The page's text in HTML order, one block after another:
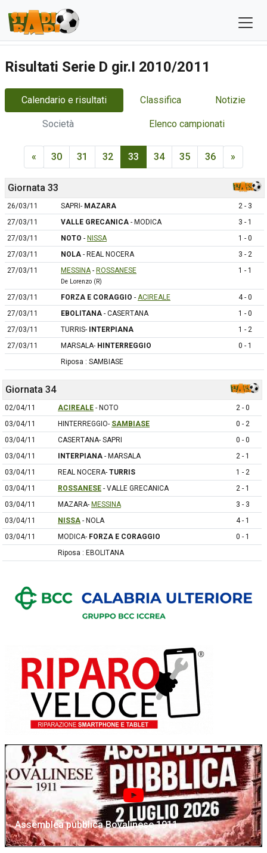
Risultati Serie D gir.I 2010/2011
Calendario e risultati Classifica Notizie
Società Elenco campionati
« 30 31 32 33 34 35 36 »
Giornata 33
26/03/11 SAPRI- MAZARA
2 - 3
27/03/11
VALLE GRECANICA - MODICA
3 - 1
27/03/11
NOTO - NISSA
1 - 0
27/03/11
NOLA - REAL NOCERA
3 - 2
27/03/11
MESSINA- ROSSANESE
De Lorenzo (R)
1 - 1
27/03/11 FORZA E CORAGGIO - ACIREALE
4 - 0
27/03/11
EBOLITANA - CASERTANA
1 - 0
27/03/11
TURRIS- INTERPIANA
1 - 2
27/03/11
MARSALA- HINTERREGGIO
0 - 1
Riposa : SAMBIASE
Giornata 34
02/04/11 ACIREALE - NOTO
2 - 0
03/04/11
HINTERREGGIO- SAMBIASE
0 - 2
03/04/11
CASERTANA- SAPRI
0 - 0
03/04/11
INTERPIANA - MARSALA
2 - 1
03/04/11
REAL NOCERA- TURRIS
1 - 2
03/04/11
ROSSANESE - VALLE GRECANICA
2 - 1
03/04/11
MAZARA- MESSINA
3 - 3
03/04/11
NISSA - NOLA
4 - 1
03/04/11
MODICA- FORZA E CORAGGIO
0 - 1
Riposa : EBOLITANA
Assemblea pubblica Bovalinese 1911